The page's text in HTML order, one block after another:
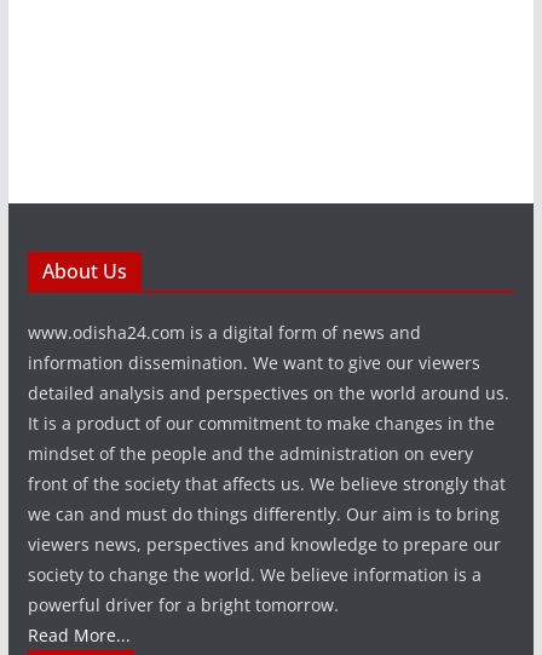
About Us
www.odisha24.com is a digital form of news and
information dissemination. We want to give our viewers
detailed analysis and perspectives on the world around us.
It is a product of our commitment to make changes in the
mindset of the people and the administration on every
front of the society that affects us. We believe strongly that
we can and must do things differently. Our aim is to bring
viewers news, perspectives and knowledge to prepare our
society to change the world. We believe information is a
powerful driver for a bright tomorrow.
Read More...